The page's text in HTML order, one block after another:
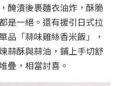
醃漬後裹麵衣油炸，酥脆
是一絕。還有援引日式拉
品「蒜味雞絲香米飯」，
蒜酥與蒜油，鋪上手切舒
疊，相當討喜。